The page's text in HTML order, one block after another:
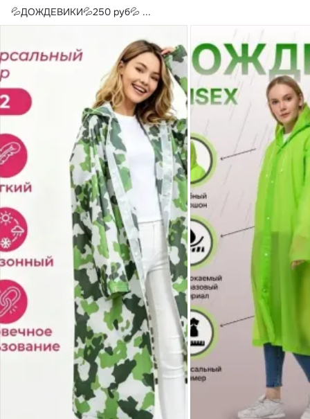
💦ДОЖДЕВИКИ💦250 руб💦 ...